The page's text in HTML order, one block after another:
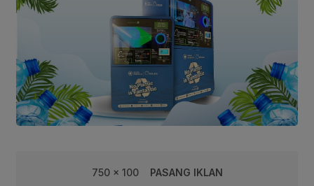
750 x 100 PASANG IKLAN